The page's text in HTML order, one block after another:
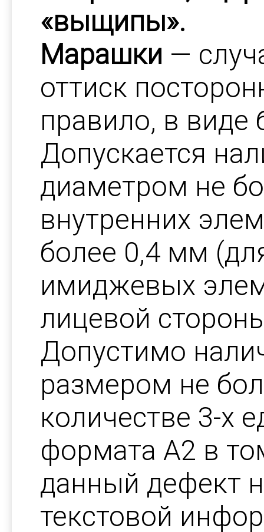
«выщипы».
Марашки —
оттиск
правило, в
Допускается
диаметром не
внутренних
более 0,4 мм
имиджевых
лицевой
Допустимо
размером не
количестве 3-х
формата А2 в
данный дефект
текстовой